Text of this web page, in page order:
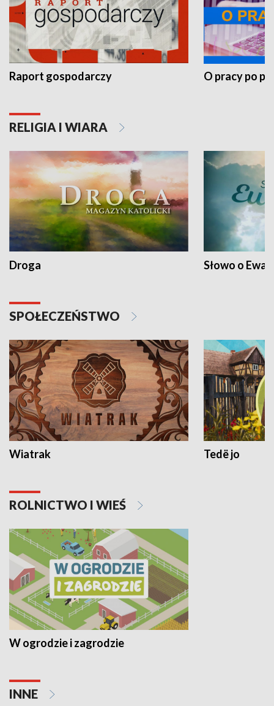
Raport gospodarczy O pracy po
RELIGIA I WIARA
Droga Słowo o
SPOŁECZEŃSTWO
Wiatrak Tedë jo
ROLNICTWO I WIEŚ
W ogrodzie i zagrodzie
INNE